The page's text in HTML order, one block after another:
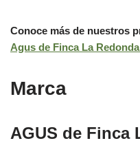
Conoce más de nuestros
Agus de Finca La
Marca
AGUS de Finca